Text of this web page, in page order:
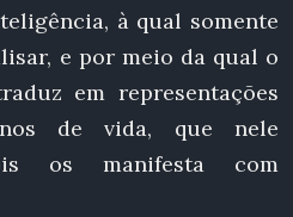
à qual somente
e por meio da qual o
em representações
de vida, que nele
os manifesta com